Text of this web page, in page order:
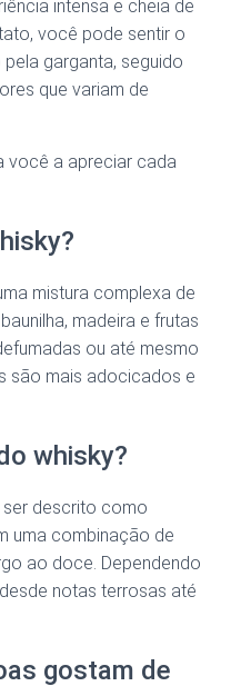
intensa e cheia de
você pode sentir o
garganta, seguido
que variam de
você a apreciar cada
mistura complexa de
madeira e frutas
ou até mesmo
são mais adocicados e
whisky?
descrito como
uma combinação de
ao doce. Dependendo
notas terrosas até
gostam de